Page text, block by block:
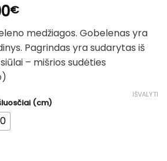
€Price
range:
17.00€
through
20.00€
medžiagos. Gobelenas yra
Pagrindas yra sudarytas iš
– mišrios sudėties
(cm)
IŠVALYTI
takelis - Žalia giria